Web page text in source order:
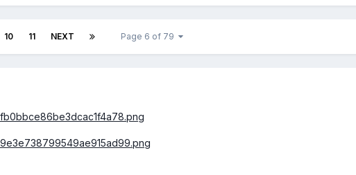
10 11 NEXT Page 6 of 79